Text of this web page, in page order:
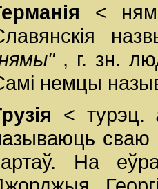
<
, г. зн.
немцы
< турэц.
сваю
На